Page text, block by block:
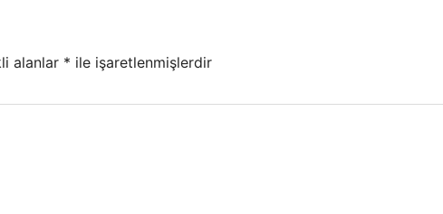
alanlar * ile işaretlenmişlerdir